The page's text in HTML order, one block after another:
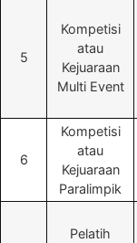
5
Kompetisi
atau
Kejuaraan
Multi Event
6
Kompetisi
atau
Kejuaraan
Paralimpik
Pelatih